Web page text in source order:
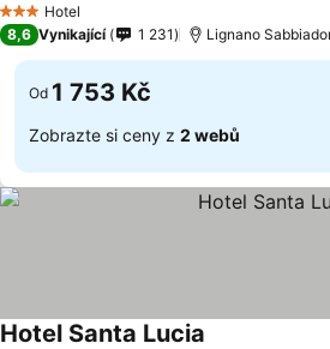
3 Počet hvězdiček
Hotel
8,6 Vynikající 1 231 Lignano
Od 1 753 Kč
Zobrazte si ceny z 2 webů
Hotel Santa Lucia